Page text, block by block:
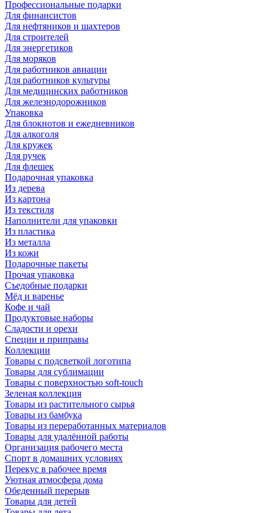
Профессиональные подарки
Для финансистов
Для нефтяников и шахтеров
Для строителей
Для энергетиков
Для моряков
Для работников авиации
Для работников культуры
Для медицинских работников
Для железнодорожников
Упаковка
Для блокнотов и ежедневников
Для алкоголя
Для кружек
Для ручек
Для флешек
Подарочная упаковка
Из дерева
Из картона
Из текстиля
Наполнители для упаковки
Из пластика
Из металла
Из кожи
Подарочные пакеты
Прочая упаковка
Съедобные подарки
Мёд и варенье
Кофе и чай
Продуктовые наборы
Сладости и орехи
Специи и приправы
Коллекции
Товары с подсветкой логотипа
Товары для сублимации
Товары с поверхностью soft-touch
Зеленая коллекция
Товары из растительного сырья
Товары из бамбука
Товары из переработанных материалов
Товары для удалённой работы
Организация рабочего места
Спорт в домашних условиях
Перекус в рабочее время
Уютная атмосфера дома
Обеденный перерыв
Товары для детей